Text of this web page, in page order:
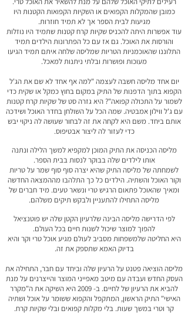
כמובן שהמקלות הקפואים או השקיות הקפואות הקטנות היו
מגיעות לבית הספר אך לא תמיד חוזרות.
עוד אפשרות היתה להכניס שקיות קרח קטנות שתמיד היו נוזלות
והורסות את האוכל. גם אז עם כל הפתרונות הילדים תמיד
התלוננו שהאוכמניות הטריות שמליסה שלחה איתם תמיד הגיעו
מעוכות ופושרות ובלתי ניתנות למאכל.
יום אחד מליסה חשבה לעצמה "למה אף אחד לא שם את הג'ל
הקפוא בתוך הדפנות של התיק במקום בחוץ כמקל או שקית כדי
לשמור על התכולה קפואה"? היא גזרה סט של שקיות קרח קטנות
עם ג'ל ווילון אמבטיה. שמה הכל על השולחן בחדר האוכל ושידכה
אותם ביחד. משם היא לקחה את זה לבחור שעושה לה ניקוי יבש
כדי לעזור לה ליצור אבטיפוס.
מליסה הכניסה את התיק המוכן למקפיא למשך הלילה ונתנה
אותו לילדים שלה בבוקר לנסות בבית הספר.
לשמחתה של מליסה התיק שהיא יצרה סוף סוף שמר על טריות
וקור האוכל והשתיה. הילדים כל כך התלהבו מההמצאה החדשה
ומאיך שהאוכל פתאום הרגיש טרי ונשאר טעים. מיד חברים של
מליסה התחילו להתעניין ולבקש תיקים משלהם.
לפי הדרישה מליסה הבינה שלרעיון הקטן שלה יש פוטנציאל
להפוך למוצר שיכול לשנות חיים בכל העולם.
היא החליטה שלמשפחות מסביב לעולם מגיע אוכל טרי וקר והיא
בדיוק האמא שתספק את זה.
מליסה הוציאה פטנט על הרעיון שלה וביחד עם חבר, התחילה את
העסק החדש ועבדה עם מיטב מאפייני המוצר והייצרנים על מנת
להביא את הרעיון של לחיים. ב- 2009 היא השיקה את ה"מקרר
האישי" התיק הראשון, המתקפל והקפוא ששומר על אוכל ושתיה
קר וטרי במשך שעות. בלי מקלות קפואים ובלי שקיות קרח.